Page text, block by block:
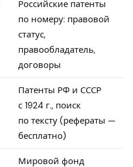
Российские патенты
по номеру: правовой
статус,
правообладатель,
договоры
Патенты РФ и СССР
с 1924 г., поиск
по тексту (рефераты —
бесплатно)
Мировой фонд